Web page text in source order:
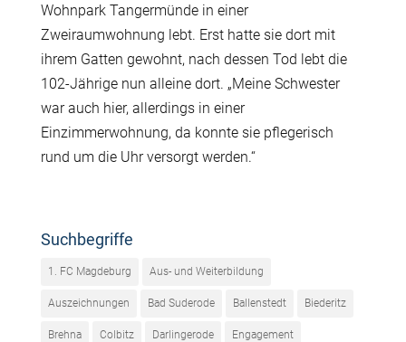
Wohnpark Tangermünde in einer
Zweiraumwohnung lebt. Erst hatte sie dort mit
ihrem Gatten gewohnt, nach dessen Tod lebt die
102-Jährige nun alleine dort. „Meine Schwester
war auch hier, allerdings in einer
Einzimmerwohnung, da konnte sie pflegerisch
rund um die Uhr versorgt werden.“
Suchbegriffe
1. FC Magdeburg Aus- und Weiterbildung
Auszeichnungen Bad Suderode Ballenstedt Biederitz
Brehna Colbitz Darlingerode Engagement